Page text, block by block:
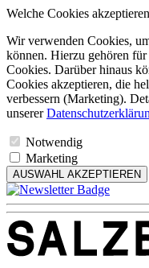
Welche Cookies
Wir verwenden Cookies,
können. Hierzu gehören
Cookies. Darüber hinaus
Cookies akzeptieren, die
verbessern (Marketing).
unserer
Notwendig
Marketing
AUSWAHL AKZEPTIEREN